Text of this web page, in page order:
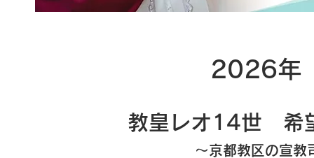
2026年
教皇レオ14世 希
〜京都教区の宣教